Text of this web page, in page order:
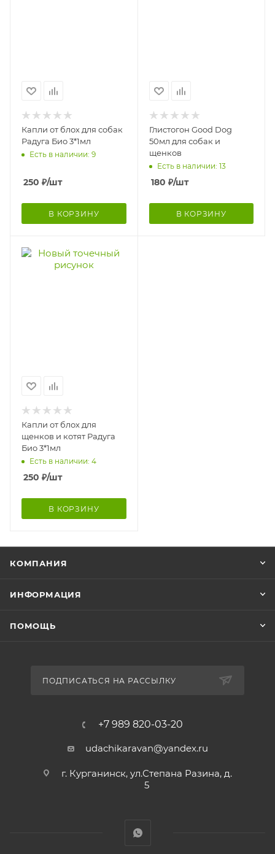
Капли от блох для собак
Радуга Био 3*1мл
Есть в наличии: 9
250 ₽/шт
В КОРЗИНУ
Глистогон Good Dog
50мл для собак и
щенков
Есть в наличии: 13
180 ₽/шт
В КОРЗИНУ
Капли от блох для
щенков и котят Радуга
Био 3*1мл
Есть в наличии: 4
250 ₽/шт
В КОРЗИНУ
КОМПАНИЯ
ИНФОРМАЦИЯ
ПОМОЩЬ
ПОДПИСАТЬСЯ НА РАССЫЛКУ
+7 989 820-03-20
udachikaravan@yandex.ru
г. Курганинск, ул.Степана Разина, д.
5